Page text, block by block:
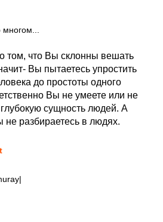
том, что Вы склонны вешать
Вы пытаетесь упростить
до простоты одного
Вы не умеете или не
сущность людей. А
разбираетесь в людях.